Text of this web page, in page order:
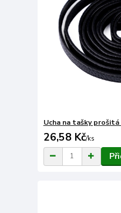
Ucha na tašky
26,58 Kč/ks